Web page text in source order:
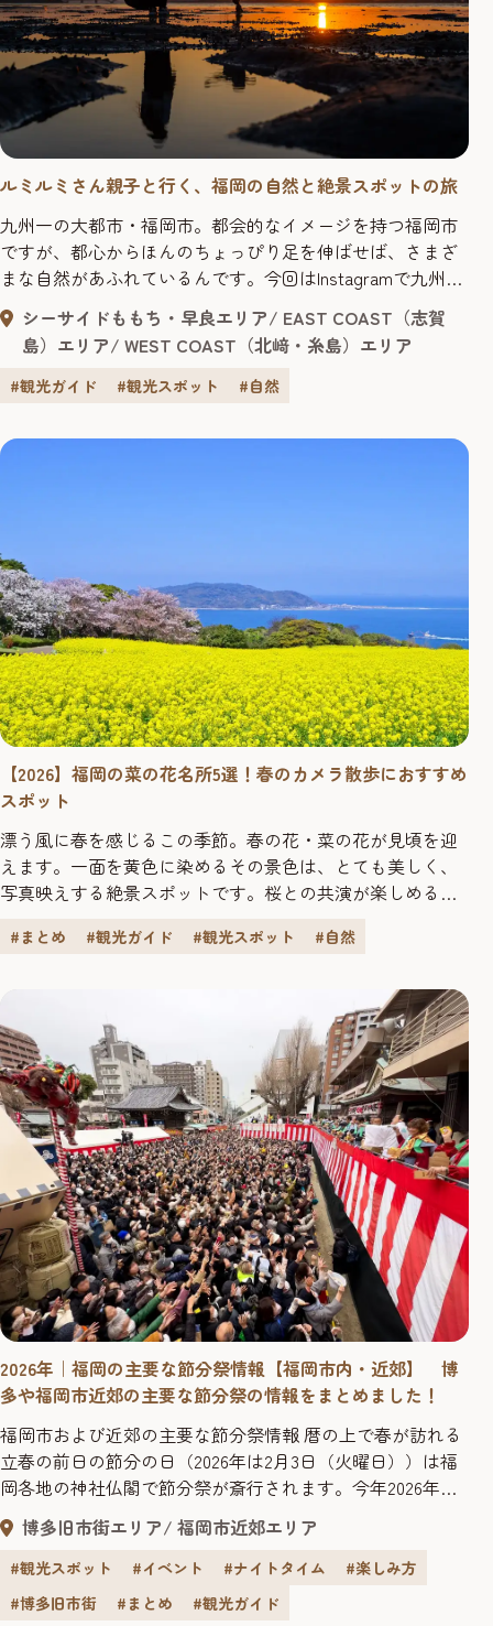
ルミルミさん親子と行く、福岡の自然と絶景スポットの旅
九州一の大都市・福岡市。都会的なイメージを持つ福岡市
ですが、都心からほんのちょっぴり足を伸ばせば、さまざ
まな自然があふれているんです。今回はInstagramで九州の
おでかけ情報を発信しているルミルミさん親子と一緒に、
福岡市内にある自然と絶景スポットを巡ってきましたよ。
>>ルミルミさんの旅行記はこちら ルミルミ年間50泊する30
代ママ。「30秒で決まる!!週末のおでかけ」をコンセプト
シーサイドももち・早良エリア
EAST COAST（志賀
島）エリア
WEST COAST（北﨑・糸島）エリア
#観光ガイド #観光スポット #自然
【2026】福岡の菜の花名所5選！春のカメラ散歩におすすめ
スポット
漂う風に春を感じるこの季節。春の花・菜の花が見頃を迎
えます。一面を黄色に染めるその景色は、とても美しく、
写真映えする絶景スポットです。桜との共演が楽しめる場
#まとめ #観光ガイド #観光スポット #自然
2026年｜福岡の主要な節分祭情報【福岡市内・近郊】 博
多や福岡市近郊の主要な節分祭の情報をまとめました！
福岡市および近郊の主要な節分祭情報 暦の上で春が訪れる
立春の前日の節分の日（2026年は2月3日（火曜日））は福
岡各地の神社仏閣で節分祭が斎行されます。今年2026年の
主要な節分祭情報を紹介します。
博多旧市街エリア 福岡市近郊エリア
#観光スポット #イベント #ナイトタイム
#楽しみ方
#博多旧市街
#まとめ #観光ガイド